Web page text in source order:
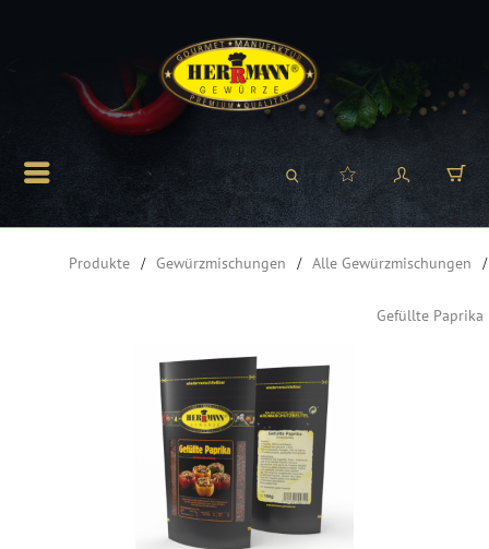
Produkte Gewürzmischungen Alle Gewürzmischungen
Gefüllte Paprika